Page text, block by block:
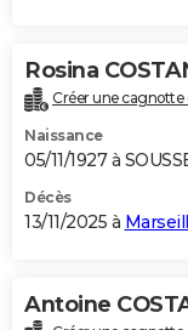
Rosina
Créer une cagnotte
Naissance
05/11/1927 à
Décès
13/11/2025 à
Antoine